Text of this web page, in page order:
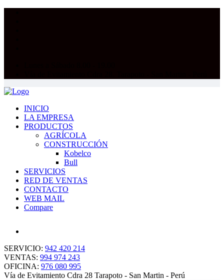
INICIO
LA EMPRESA
PRODUCTOS
AGRÍCOLA
CONSTRUCCIÓN
Kobelco
Bull
SERVICIOS
RED DE VENTAS
CONTACTO
WEB MAIL
Compare
SERVICIO: 942 420 214
VENTAS: 994 974 243
OFICINA: 976 080 995
Vía de Evitamiento Cdra 28 Tarapoto - San Martin - Perú